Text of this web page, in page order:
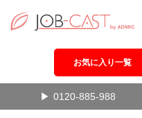
お気に入り一覧
0120-885-988